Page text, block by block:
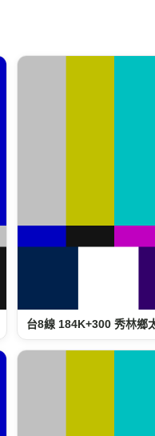
台8線 184K+300 秀林鄉